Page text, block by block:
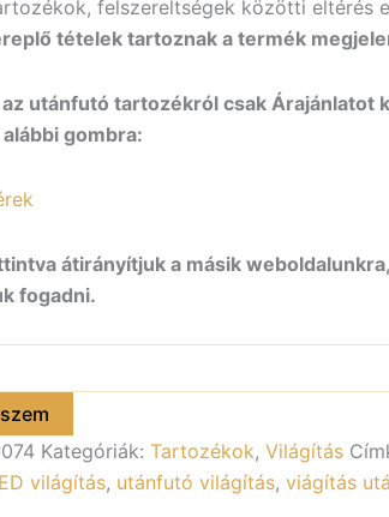
felszereltségek közötti eltérés
tételek tartoznak a termék
utánfutó tartozékról csak Árajánlatot
gombra:
átirányítjuk a másik
fogadni.
Kategóriák: Tartozékok, Világítás
világítás, utánfutó világítás, viágítás